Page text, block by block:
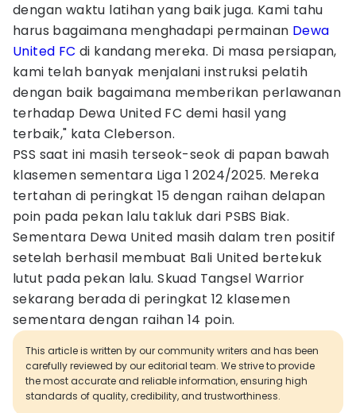
dengan waktu latihan yang baik juga. Kami tahu
harus bagaimana menghadapi permainan Dewa
United FC di kandang mereka. Di masa persiapan,
kami telah banyak menjalani instruksi pelatih
dengan baik bagaimana memberikan perlawanan
terhadap Dewa United FC demi hasil yang
terbaik," kata Cleberson.
PSS saat ini masih terseok-seok di papan bawah
klasemen sementara Liga 1 2024/2025. Mereka
tertahan di peringkat 15 dengan raihan delapan
poin pada pekan lalu takluk dari PSBS Biak.
Sementara Dewa United masih dalam tren positif
setelah berhasil membuat Bali United bertekuk
lutut pada pekan lalu. Skuad Tangsel Warrior
sekarang berada di peringkat 12 klasemen
sementara dengan raihan 14 poin.
This article is written by our community writers and has been
carefully reviewed by our editorial team. We strive to provide
the most accurate and reliable information, ensuring high
standards of quality, credibility, and trustworthiness.